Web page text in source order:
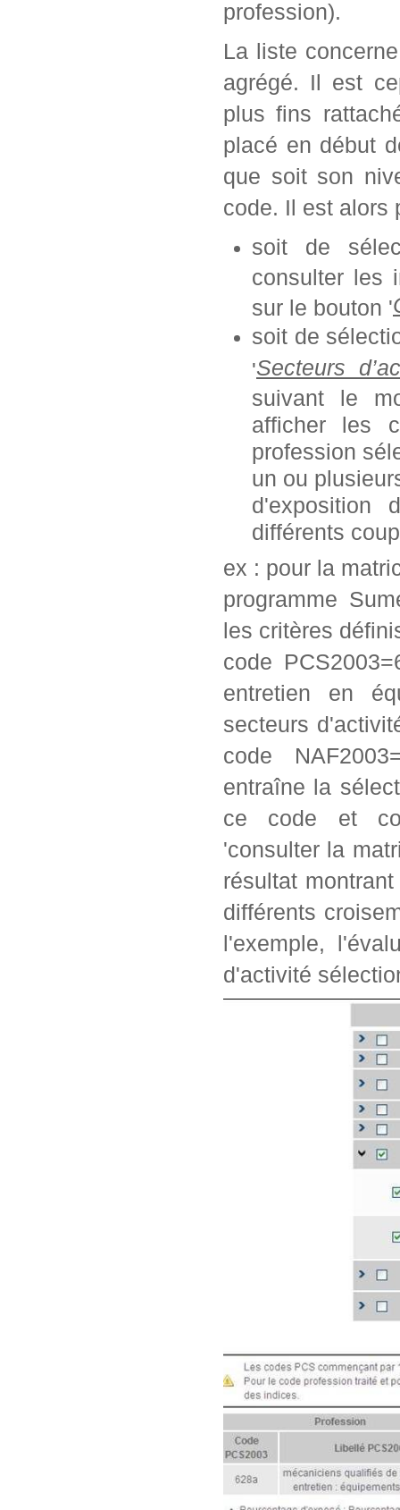
profession).
La liste
agrégé. Il est
plus fins
placé en début
que soit son
code. Il est alors
soit de
consulter les
sur le bouton '
soit de
'Secteurs
suivant le
afficher les
profession
un ou
d'exposition
différents
ex : pour la
programme
les critères
code
entretien en
secteurs
code
entraîne la
ce code et
'consulter la
résultat
différents
l'exemple,
d'activité